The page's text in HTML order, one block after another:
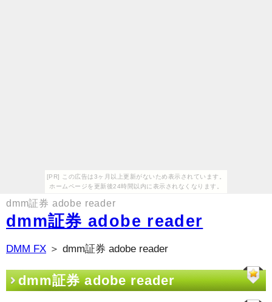
[PR] この広告は3ヶ月以上更新がないため表示されています。
ホームページを更新後24時間以内に表示されなくなります。
dmm証券 adobe reader
dmm証券 adobe reader
DMM FX ＞ dmm証券 adobe reader
dmm証券 adobe reader